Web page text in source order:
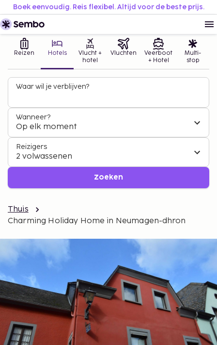
Boek eenvoudig. Reis flexibel. Altijd voor de beste prijs.
Reizen Hotels
Vlucht +
hotel
Vluchten
Veerboot
+ Hotel
Multi-
stop
Waar wil je verblijven?
Wanneer?
Op elk moment
Reizigers
2 volwassenen
Zoeken
Thuis
Charming Holiday Home in Neumagen-dhron